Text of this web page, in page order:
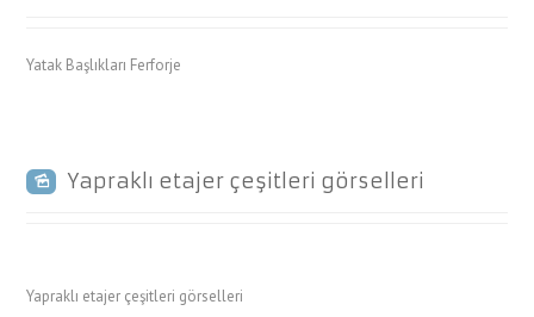
Yatak Başlıkları Ferforje
Yapraklı etajer çeşitleri görselleri
Yapraklı etajer çeşitleri görselleri